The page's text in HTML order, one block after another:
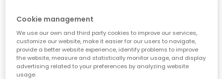
Cookie management
We use our own and third party cookies to improve our services,
customize our website, make it easier for our users to navigate,
provide a better website experience, identify problems to improve
the website, measure and statistically monitor usage, and display
advertising related to your preferences by analyzing website
usage.